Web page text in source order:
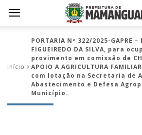
Início
PORTARIA Nº 322/2025-GAPRE
FIGUEIREDO DA SILVA, para
provimento em comissão de
APOIO A AGRICULTURA
com lotação na Secretaria de
Abastecimento e Defesa
Município.